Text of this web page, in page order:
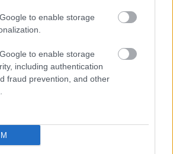
to enable storage
to enable storage
including authentication
fraud prevention, and other